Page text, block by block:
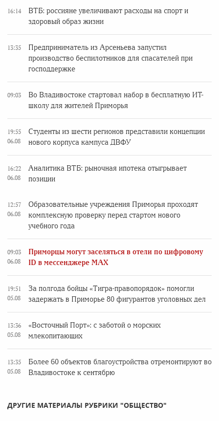
16:14
ВТБ: россияне увеличивают расходы на спорт и
здоровый образ жизни
13:35
Предприниматель из Арсеньева запустил
производство беспилотников для спасателей при
господдержке
09:03
Во Владивостоке стартовал набор в бесплатную ИТ-
школу для жителей Приморья
19:55
06.08
Студенты из шести регионов представили концепции
нового корпуса кампуса ДВФУ
16:22
06.08
Аналитика ВТБ: рыночная ипотека отыгрывает
позиции
12:57
06.08
Образовательные учреждения Приморья проходят
комплексную проверку перед стартом нового
учебного года
09:03
06.08
Приморцы могут заселяться в отели по цифровому
ID в мессенджере MAX
19:51
05.08
За полгода бойцы «Тигра-правопорядок» помогли
задержать в Приморье 80 фигурантов уголовных дел
13:36
05.08
«Восточный Порт»: с заботой о морских
млекопитающих
13:35
05.08
Более 60 объектов благоустройства отремонтируют во
Владивостоке к сентябрю
ДРУГИЕ МАТЕРИАЛЫ РУБРИКИ "ОБЩЕСТВО"